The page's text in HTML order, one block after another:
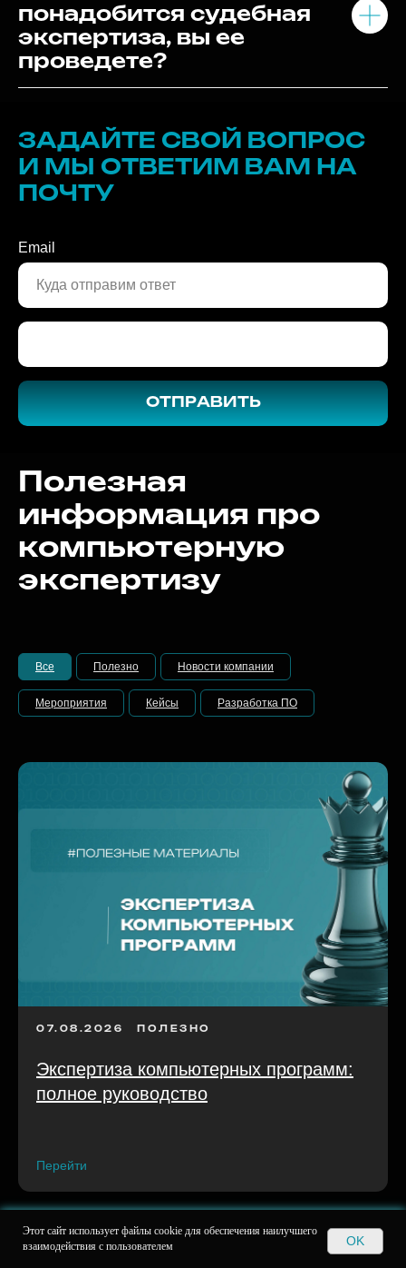
заключения все же
понадобится судебная
экспертиза, вы ее
проведете?
ЗАДАЙТЕ СВОЙ ВОПРОС
И МЫ ОТВЕТИМ ВАМ НА
Email
ОТПРАВИТЬ
Полезная
информация про
компьютерную
экспертизу
Все Полезно Новости компании
Экспертиза компьютерных программ:
Этот сайт использует файлы cookie для обеспечения наилучшего
взаимодействия с пользователем
OK